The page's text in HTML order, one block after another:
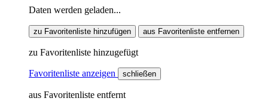
Daten werden geladen...
zu Favoritenliste hinzufügen aus Favoritenliste entfernen
zu Favoritenliste hinzugefügt
Favoritenliste anzeigen schließen
aus Favoritenliste entfernt